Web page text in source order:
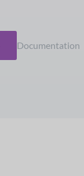
Documentation